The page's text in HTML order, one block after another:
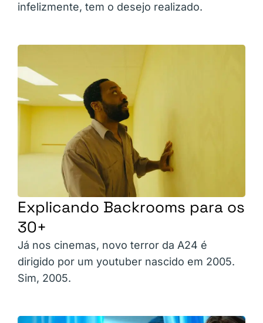
infelizmente, tem o desejo realizado.
Explicando Backrooms para os
30+
Já nos cinemas, novo terror da A24 é
dirigido por um youtuber nascido em 2005.
Sim, 2005.